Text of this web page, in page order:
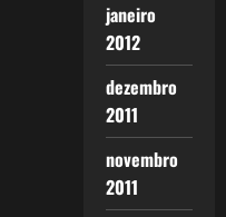
janeiro
2012
dezembro
2011
novembro
2011